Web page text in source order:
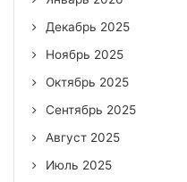
Декабрь 2025
Ноябрь 2025
Октябрь 2025
Сентябрь 2025
Август 2025
Июль 2025